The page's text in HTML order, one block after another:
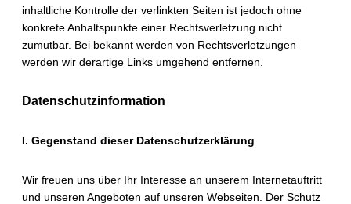
inhaltliche Kontrolle der verlinkten Seiten ist jedoch ohne
konkrete Anhaltspunkte einer Rechtsverletzung nicht
zumutbar. Bei bekannt werden von Rechtsverletzungen
werden wir derartige Links umgehend entfernen.
Datenschutzinformation
I. Gegenstand dieser Datenschutzerklärung
Wir freuen uns über Ihr Interesse an unserem Internetauftritt
und unseren Angeboten auf unseren Webseiten. Der Schutz